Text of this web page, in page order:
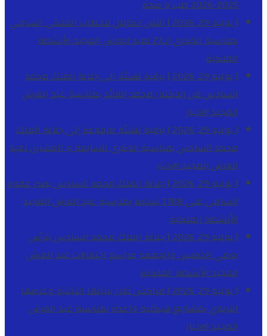
2025-2026
طب و صحة
[ يوليو 29, 2026 ]
النص الكامل للخطاب الملكي السامي
بمناسبة الذكرى الـ27 لعيد العرش المجيد
الأنشطة
الملكية
[ يوليو 29, 2026 ]
برقية تهنئة الى جلالة الملك محمد
السادس من الدكتور محمد الفائد بمناسبة عيد العرش
المجيدالاخبار
[ يوليو 29, 2026 ]
برقية تهنئة مرفوعة إلى جلالة الملك
محمد السادس بمناسبة الذكرى السابعة و العشرين لعيد
العرش المجيدالاخبار
[ يوليو 29, 2026 ]
جلالة الملك محمد السادس يصدر عفوه
السامي على 1788 شخصا بمناسبة عيد العرش المجيد
الأنشطة الملكية
[ يوليو 29, 2026 ]
جلالة الملك محمد السادس يترأس
يومي الخميس والجمعة مراسم احتفالات عيد العرش
المجيدالأنشطة الملكية
[ يوليو 29, 2026 ]
مراكش تعزز بنياتها التحتية وعرضها
التربوي بمشاريع هيكلية واعدة بمناسبة عيد العرش
المجيدالاخبار